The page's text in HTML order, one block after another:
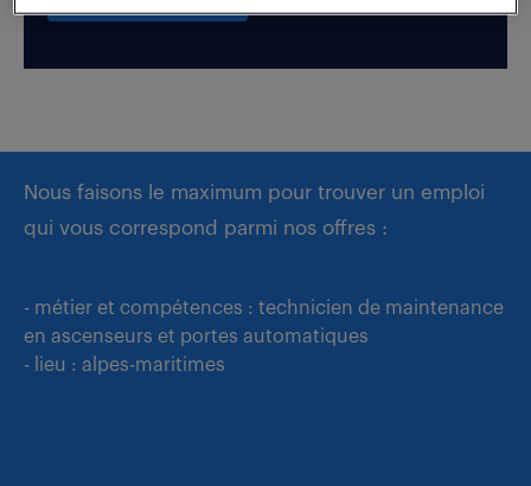
Nous faisons le maximum pour trouver un emploi
qui vous correspond parmi nos offres :
- métier et compétences : technicien de maintenance
en ascenseurs et portes automatiques
- lieu : alpes-maritimes